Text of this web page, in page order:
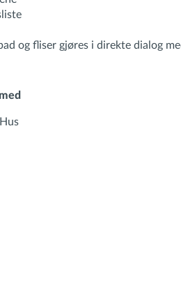
og fliser gjøres i direkte dialog